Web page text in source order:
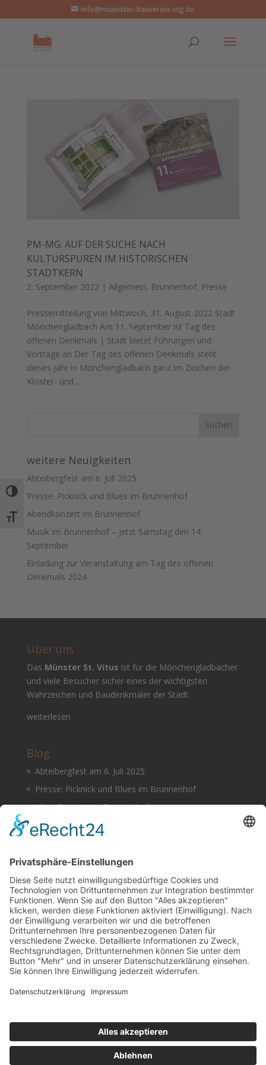
Umschalten auf hohe Kontraste
Schrift vergrößern
info@muenster-bauverein-mg.de
PM-MG: AUF DER SUCHE NACH
KULTURSPUREN IM HISTORISCHEN
STADTKERN
2. September 2022 | Allgemein, Brunnenhof, Presse
Pressemitteilung von Mittwoch, 31. August 2022 Stadt
Mönchengladbach Am 11. September ist Tag des
offenen Denkmals | Stadt bietet Führungen und
Vorträge an Der Tag des offenen Denkmals steht
dieses Jahr in Mönchengladbach ganz im Zeichen der
Kloster- und...
weitere Neuigkeiten
Abteibergfest am 6. Juli 2025
Presse: Picknick und Blues im Brunnenhof
Abendkonzert im Brunnenhof
Musik im Brunnenhof – Jetzt Samstag den 14.
September
Einladung zur Veranstaltung am Tag des offenen
Denkmals 2024
Über uns
Das Münster St. Vitus ist für die Mönchengladbacher
und viele Besucher sicher eines der wichtigsten
Wahrzeichen und Baudenkmäler der Stadt.
weiterlesen
Blog
Abteibergfest am 6. Juli 2025
Presse: Picknick und Blues im Brunnenhof
Abendkonzert im Brunnenhof
Musik im Brunnenhof – Jetzt Samstag den 14.
September
Einladung zur Veranstaltung am Tag des offenen
Denkmals 2024
Suchen & Finden Datenschutz
Cookie-Einstellungen
Impressum Datenschutz